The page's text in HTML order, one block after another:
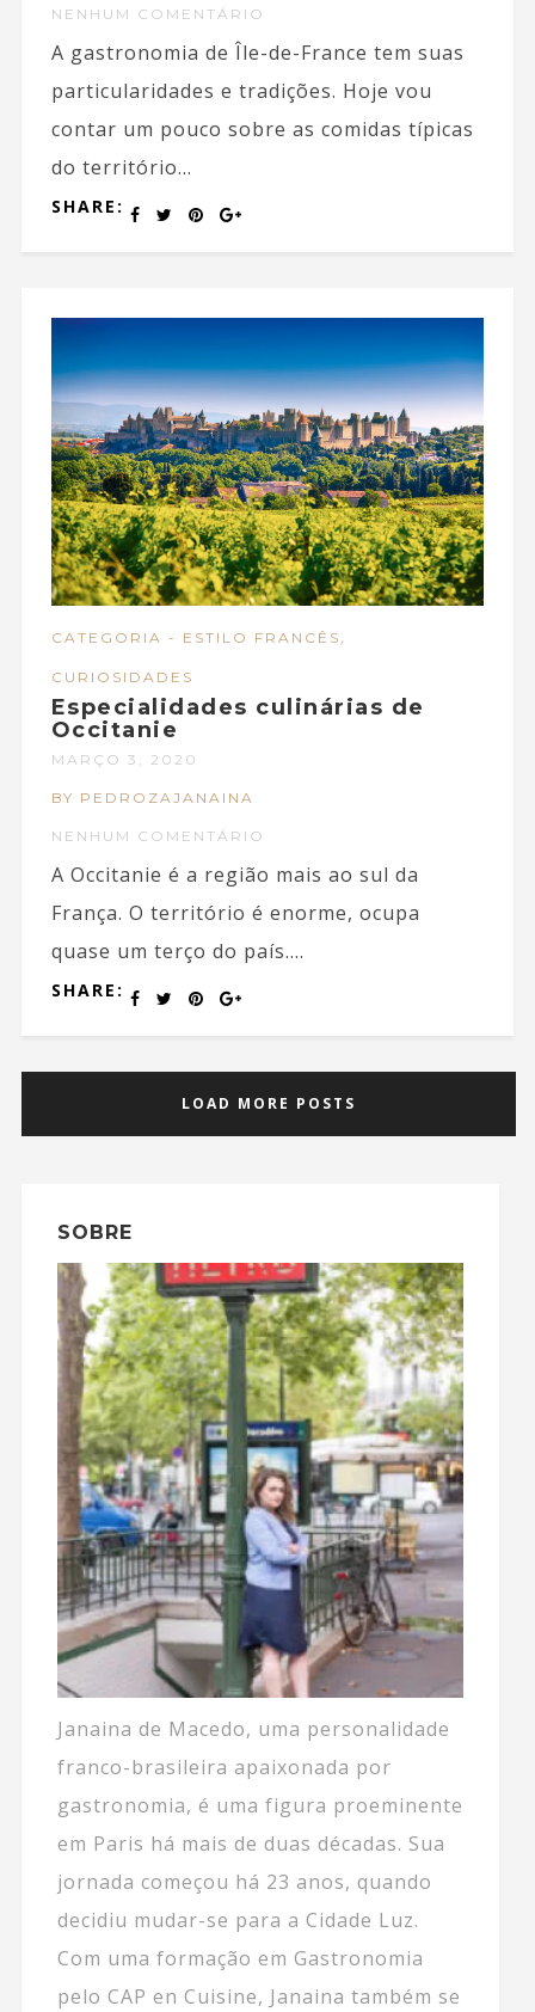
NENHUM COMENTÁRIO
A gastronomia de Île-de-France tem suas
particularidades e tradições. Hoje vou
contar um pouco sobre as comidas típicas
do território...
SHARE:
CATEGORIA - ESTILO FRANCÊS ,
CURIOSIDADES
Especialidades culinárias de
Occitanie
MARÇO 3, 2020
BY PEDROZAJANAINA
NENHUM COMENTÁRIO
A Occitanie é a região mais ao sul da
França. O território é enorme, ocupa
quase um terço do país....
SHARE:
LOAD MORE POSTS
SOBRE
Janaina de Macedo, uma personalidade
franco-brasileira apaixonada por
gastronomia, é uma figura proeminente
em Paris há mais de duas décadas. Sua
jornada começou há 23 anos, quando
decidiu mudar-se para a Cidade Luz.
Com uma formação em Gastronomia
pelo CAP en Cuisine, Janaina também se